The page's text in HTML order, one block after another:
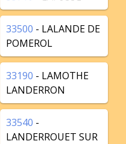
33500 - LALANDE DE
POMEROL
33190 - LAMOTHE
LANDERRON
33540 -
LANDERROUET SUR